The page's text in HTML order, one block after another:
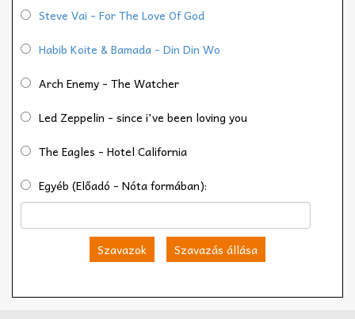
Steve Vai - For The Love Of God
Habib Koite & Bamada - Din Din Wo
Arch Enemy - The Watcher
Led Zeppelin - since i've been loving you
The Eagles - Hotel California
Egyéb (Előadó - Nóta formában):
Szavazok Szavazás állása